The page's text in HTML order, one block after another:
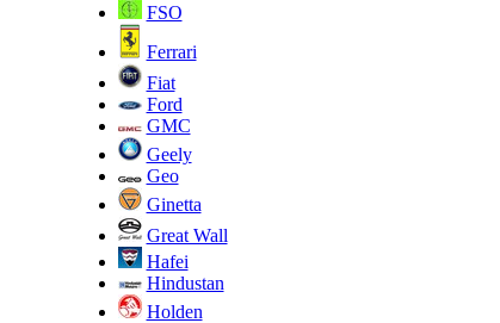
FSO
Ferrari
Fiat
Ford
GMC
Geely
Geo
Ginetta
Great Wall
Hafei
Hindustan
Holden